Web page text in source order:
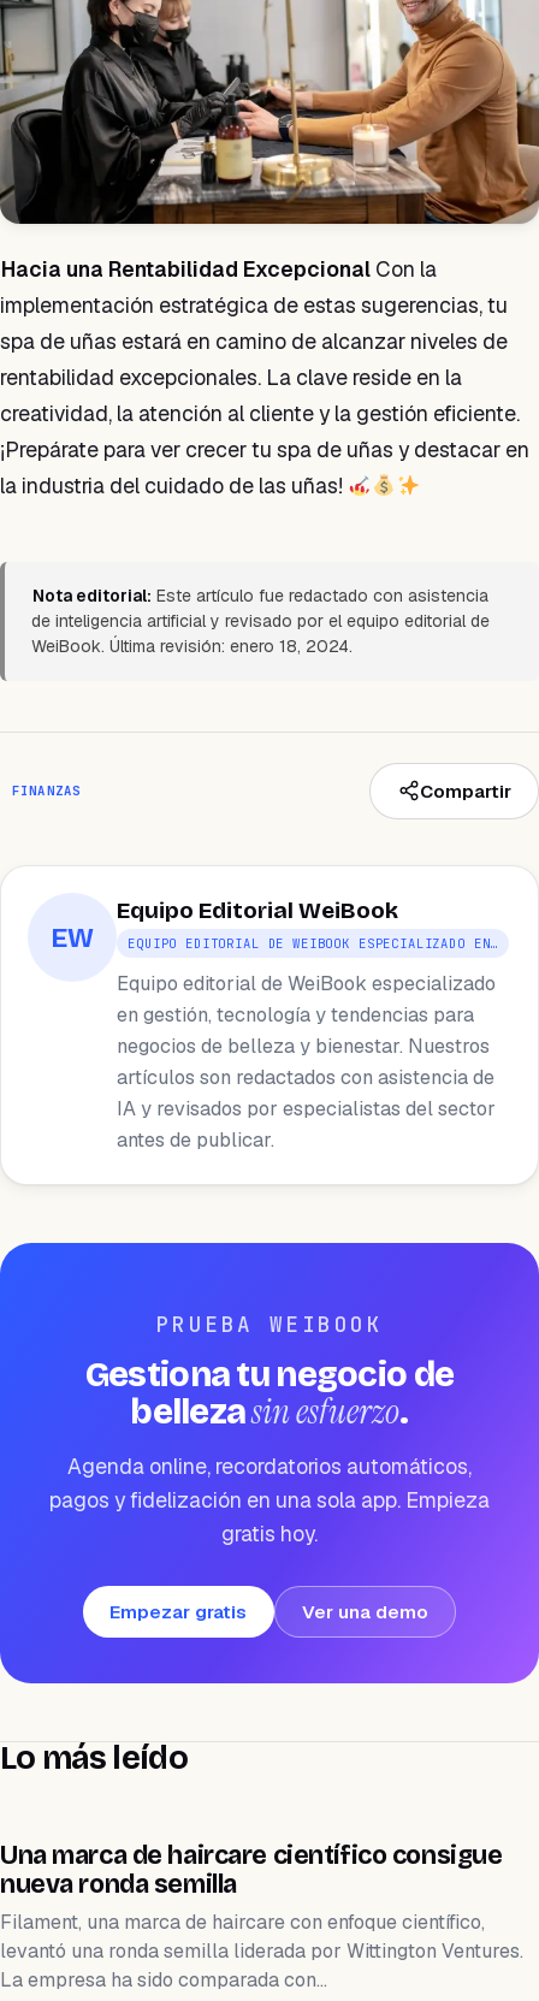
Hacia una Rentabilidad Excepcional Con la
implementación estratégica de estas sugerencias, tu
spa de uñas estará en camino de alcanzar niveles de
rentabilidad excepcionales. La clave reside en la
creatividad, la atención al cliente y la gestión eficiente.
¡Prepárate para ver crecer tu spa de uñas y destacar en
la industria del cuidado de las uñas!
Nota editorial: Este artículo fue redactado con asistencia
de inteligencia artificial y revisado por el equipo editorial de
WeiBook. Última revisión: enero 18, 2024.
FINANZAS Compartir
EW
Equipo Editorial WeiBook
EQUIPO EDITORIAL DE WEIBOOK ESPECIALIZADO EN…
Equipo editorial de WeiBook especializado
en gestión, tecnología y tendencias para
negocios de belleza y bienestar. Nuestros
artículos son redactados con asistencia de
IA y revisados por especialistas del sector
antes de publicar.
PRUEBA WEIBOOK
Gestiona tu negocio de
bellezasin esfuerzo.
Agenda online, recordatorios automáticos,
pagos y fidelización en una sola app. Empieza
gratis hoy.
Empezar gratis Ver una demo
Lo más leído
Una marca de haircare científico consigue
nueva ronda semilla
Filament, una marca de haircare con enfoque científico,
levantó una ronda semilla liderada por Wittington Ventures.
La empresa ha sido comparada con…